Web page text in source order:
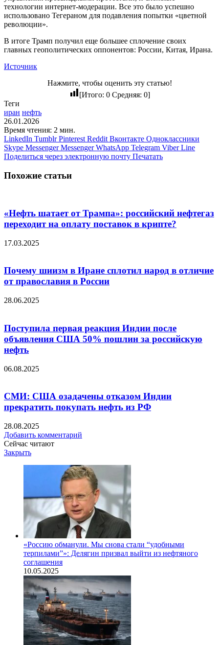
технологии интернет-модерации. Все это было успешно
использовано Тегераном для подавления попытки «цветной
революции».
В итоге Трамп получил еще большее сплочение своих
главных геополитических оппонентов: России, Китая, Ирана.
Источник
Нажмите, чтобы оценить эту статью!
[Итого: 0Средняя: 0]
Теги
иран нефть
26.01.2026
Время чтения: 2 мин.
LinkedIn Tumblr Pinterest Reddit Вконтакте Одноклассники
Skype Messenger Messenger WhatsApp Telegram Viber Line
Поделиться через электронную почту Печатать
Похожие статьи
«Нефть шатает от Трампа»: российский нефтегаз
переходит на оплату поставок в крипте?
17.03.2025
Почему шиизм в Иране сплотил народ в отличие
от православия в России
28.06.2025
Поступила первая реакция Индии после
объявления США 50% пошлин за российскую
нефть
06.08.2025
СМИ: США озадачены отказом Индии
прекратить покупать нефть из РФ
28.08.2025
Добавить комментарий
Сейчас читают
Закрыть
«Россию обманули. Мы снова стали “удобными
терпилами”»: Делягин призвал выйти из нефтяного
соглашения
10.05.2025